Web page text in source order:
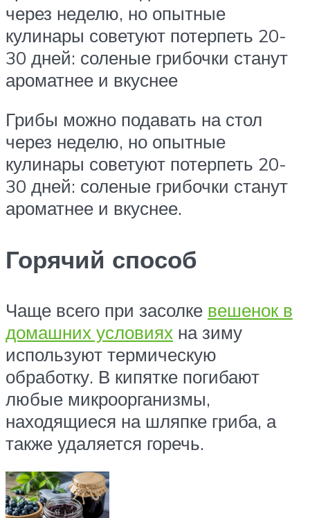
через неделю, но опытные
кулинары советуют потерпеть 20-
30 дней: соленые грибочки станут
ароматнее и вкуснее
Грибы можно подавать на стол
через неделю, но опытные
кулинары советуют потерпеть 20-
30 дней: соленые грибочки станут
ароматнее и вкуснее.
Горячий способ
Чаще всего при засолке вешенок в
домашних условиях на зиму
используют термическую
обработку. В кипятке погибают
любые микроорганизмы,
находящиеся на шляпке гриба, а
также удаляется горечь.